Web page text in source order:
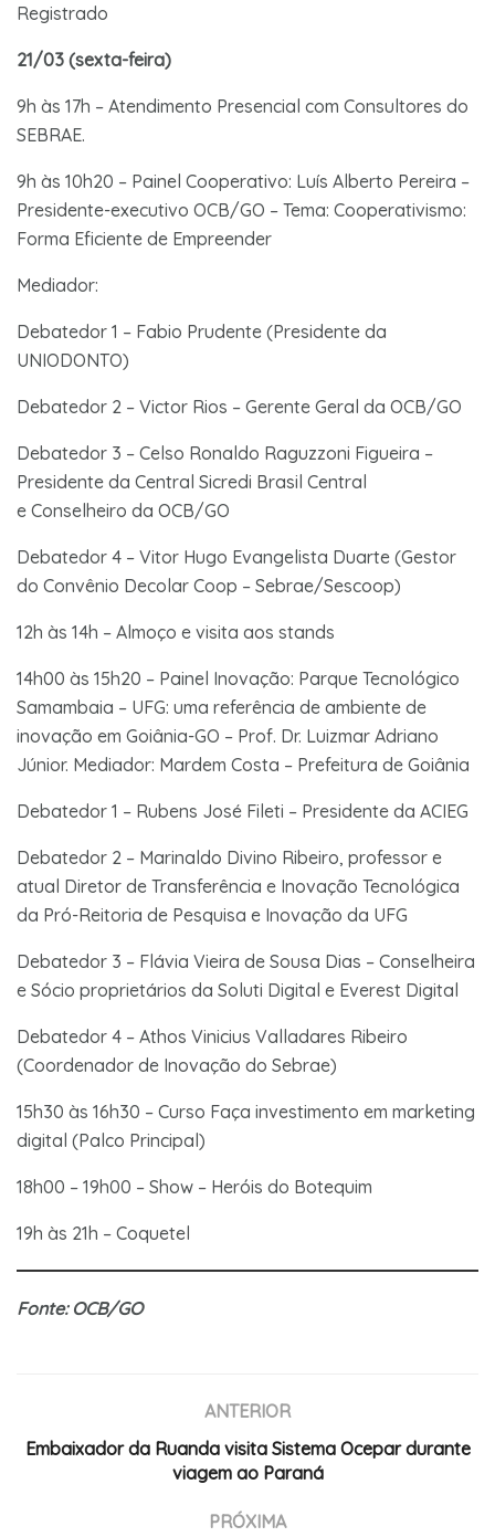
Registrado
21/03 (sexta-feira)
9h às 17h – Atendimento Presencial com Consultores do
SEBRAE.
9h às 10h20 – Painel Cooperativo: Luís Alberto Pereira –
Presidente-executivo OCB/GO – Tema: Cooperativismo:
Forma Eficiente de Empreender
Mediador:
Debatedor 1 – Fabio Prudente (Presidente da
UNIODONTO)
Debatedor 2 – Victor Rios – Gerente Geral da OCB/GO
Debatedor 3 – Celso Ronaldo Raguzzoni Figueira –
Presidente da Central Sicredi Brasil Central
e Conselheiro da OCB/GO
Debatedor 4 – Vitor Hugo Evangelista Duarte (Gestor
do Convênio Decolar Coop – Sebrae/Sescoop)
12h às 14h – Almoço e visita aos stands
14h00 às 15h20 – Painel Inovação: Parque Tecnológico
Samambaia – UFG: uma referência de ambiente de
inovação em Goiânia-GO – Prof. Dr. Luizmar Adriano
Júnior. Mediador: Mardem Costa – Prefeitura de Goiânia
Debatedor 1 – Rubens José Fileti – Presidente da ACIEG
Debatedor 2 – Marinaldo Divino Ribeiro, professor e
atual Diretor de Transferência e Inovação Tecnológica
da Pró-Reitoria de Pesquisa e Inovação da UFG
Debatedor 3 – Flávia Vieira de Sousa Dias – Conselheira
e Sócio proprietários da Soluti Digital e Everest Digital
Debatedor 4 – Athos Vinicius Valladares Ribeiro
(Coordenador de Inovação do Sebrae)
15h30 às 16h30 – Curso Faça investimento em marketing
digital (Palco Principal)
18h00 – 19h00 – Show – Heróis do Botequim
19h às 21h – Coquetel
Fonte: OCB/GO
ANTERIOR
Embaixador da Ruanda visita Sistema Ocepar durante
viagem ao Paraná
PRÓXIMA